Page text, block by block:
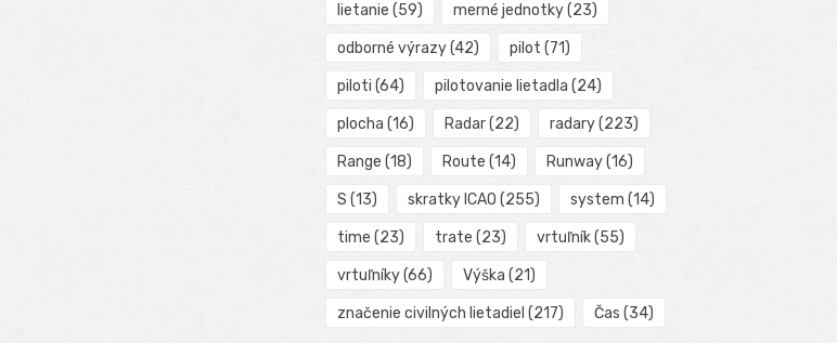
lietanie (59) merné jednotky(23)
odborné výrazy(42) pilot (71)
piloti (64) pilotovanie lietadla (24)
plocha (16) Radar(22) radary(223)
Range (18) Route (14) Runway(16)
S (13) skratky ICAO (255) system (14)
time (23) trate (23) vrtuľník(55)
vrtuľníky(66) Výška (21)
značenie civilných lietadiel (217) Čas (34)